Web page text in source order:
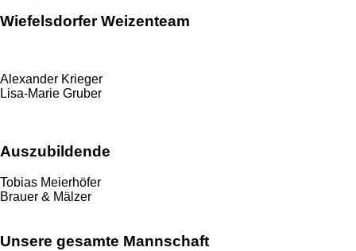
Wiefelsdorfer Weizenteam
Alexander Krieger
Lisa-Marie Gruber
Auszubildende
Tobias Meierhöfer
Brauer & Mälzer
Unsere gesamte Mannschaft